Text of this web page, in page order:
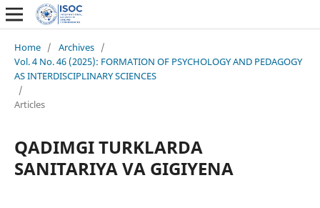
Home / Archives /
Vol. 4 No. 46 (2025): FORMATION OF PSYCHOLOGY AND PEDAGOGY
AS INTERDISCIPLINARY SCIENCES
/
Articles
QADIMGI TURKLARDA
SANITARIYA VA GIGIYENA